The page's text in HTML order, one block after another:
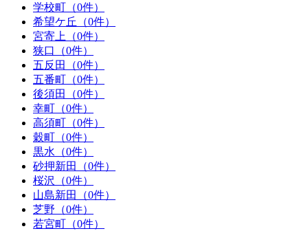
学校町（0件）
希望ケ丘（0件）
宮寄上（0件）
狭口（0件）
五反田（0件）
五番町（0件）
後須田（0件）
幸町（0件）
高須町（0件）
穀町（0件）
黒水（0件）
砂押新田（0件）
桜沢（0件）
山島新田（0件）
芝野（0件）
若宮町（0件）